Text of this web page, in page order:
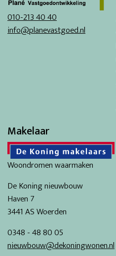
010-213 40 40
info@planevastgoed.nl
Makelaar
Woondromen waarmaken
De Koning nieuwbouw
Haven 7
3441 AS Woerden
0348 - 48 80 05
nieuwbouw@dekoningwonen.nl